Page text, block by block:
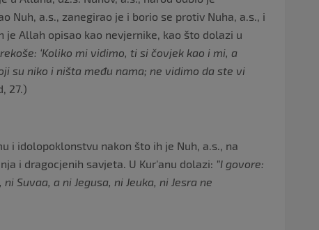
Nuh, a.s., zanegirao je i borio se protiv Nuha, a.s., i
Allah opisao kao nevjernike, kao što dolazi u
‘Koliko mi vidimo, ti si čovjek kao i mi, a
su niko i ništa među nama; ne vidimo da ste vi
27.)
i idolopoklonstvu nakon što ih je Nuh, a.s., na
i dragocjenih savjeta. U Kur’anu dolazi: ”I govore:
Suvaa, a ni Jegusa, ni Jeuka, ni Jesra ne